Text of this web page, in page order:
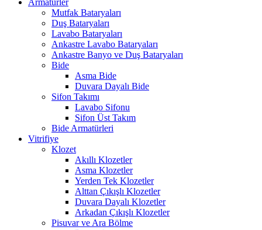
Armatürler
Mutfak Bataryaları
Duş Bataryaları
Lavabo Bataryaları
Ankastre Lavabo Bataryaları
Ankastre Banyo ve Duş Bataryaları
Bide
Asma Bide
Duvara Dayalı Bide
Sifon Takımı
Lavabo Sifonu
Sifon Üst Takım
Bide Armatürleri
Vitrifiye
Klozet
Akıllı Klozetler
Asma Klozetler
Yerden Tek Klozetler
Alttan Çıkışlı Klozetler
Duvara Dayalı Klozetler
Arkadan Çıkışlı Klozetler
Pisuvar ve Ara Bölme